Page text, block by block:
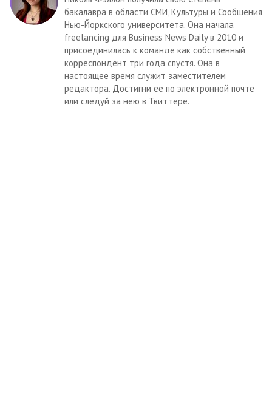
бакалавра в области СМИ, Культуры и Сообщения
Нью-Йоркского университета. Она начала
freelancing для Business News Daily в 2010 и
присоединилась к команде как собственный
корреспондент три года спустя. Она в
настоящее время служит заместителем
редактора. Достигни ее по электронной почте
или следуй за нею в Твиттере.